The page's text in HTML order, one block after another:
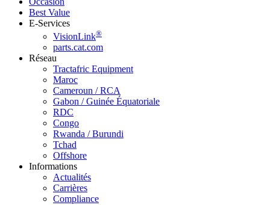
Best Value
E-Services
VisionLink®
parts.cat.com
Réseau
Tractafric Equipment
Maroc
Cameroun / RCA
Gabon / Guinée Équatoriale
RDC
Congo
Rwanda / Burundi
Tchad
Offshore
Informations
Actualités
Carrières
Compliance